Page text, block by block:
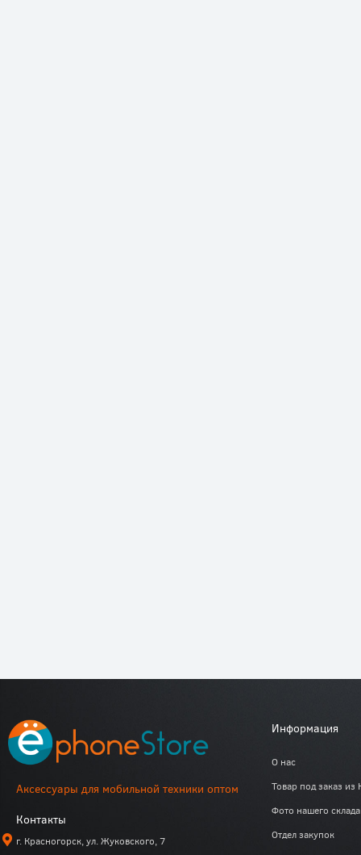
Аксессуары для мобильной техники оптом
Контакты
г. Красногорск, ул. Жуковского, 7
Информация
О нас
Товар под заказ из
Фото нашего склада
Отдел закупок